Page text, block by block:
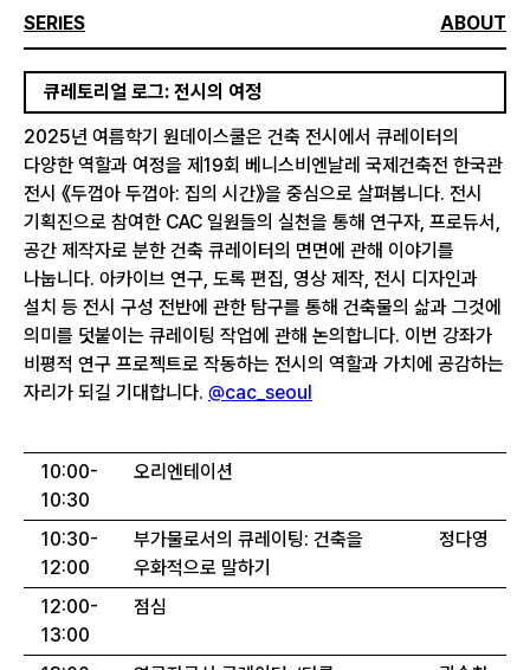
SERIES ABOUT
큐레토리얼 로그: 전시의 여정
2025년 여름학기 원데이스쿨은 건축 전시에서 큐레이터의
다양한 역할과 여정을 제19회 베니스비엔날레 국제건축전 한국관
전시 《두껍아 두껍아: 집의 시간》을 중심으로 살펴봅니다. 전시
기획진으로 참여한 CAC 일원들의 실천을 통해 연구자, 프로듀서,
공간 제작자로 분한 건축 큐레이터의 면면에 관해 이야기를
나눕니다. 아카이브 연구, 도록 편집, 영상 제작, 전시 디자인과
설치 등 전시 구성 전반에 관한 탐구를 통해 건축물의 삶과 그것에
의미를 덧붙이는 큐레이팅 작업에 관해 논의합니다. 이번 강좌가
비평적 연구 프로젝트로 작동하는 전시의 역할과 가치에 공감하는
자리가 되길 기대합니다. @cac_seoul
10:00-
10:30
오리엔테이션
10:30-
12:00
부가물로서의 큐레이팅: 건축을
우화적으로 말하기
정다영
12:00-
13:00
점심